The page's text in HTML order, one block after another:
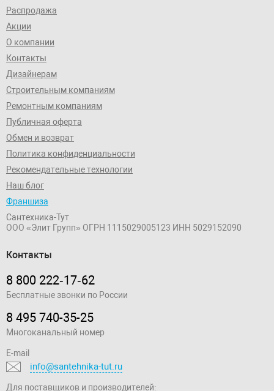
Распродажа
Акции
О компании
Контакты
Дизайнерам
Строительным компаниям
Ремонтным компаниям
Публичная оферта
Обмен и возврат
Политика конфиденциальности
Рекомендательные технологии
Наш блог
Франшиза
Сантехника-Тут
ООО «Элит Групп» ОГРН 1115029005123 ИНН 5029152090
Контакты
8 800 222‑17‑62
Бесплатные звонки по России
8 495 740-35-25
Многоканальный номер
E-mail
info@santehnika-tut.ru
Для поставщиков и производителей: